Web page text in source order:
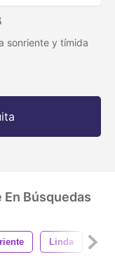
sonriente y tímida
En Búsquedas
Linda